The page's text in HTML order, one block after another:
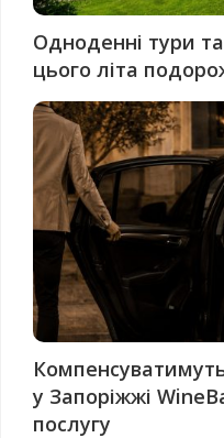
Одноденні тури
цього літа
Компенсуватимуть
у Запоріжжі
послугу